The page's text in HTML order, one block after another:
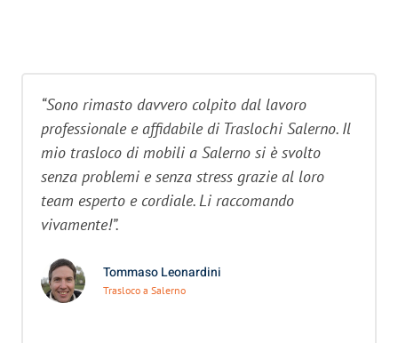
“Sono rimasto davvero colpito dal lavoro
professionale e affidabile di Traslochi Salerno. Il
mio trasloco di mobili a Salerno si è svolto
senza problemi e senza stress grazie al loro
team esperto e cordiale. Li raccomando
vivamente!”.
Tommaso Leonardini
Trasloco a Salerno